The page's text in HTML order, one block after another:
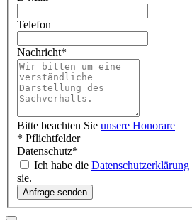
Telefon
Nachricht*
Bitte beachten Sie unsere Honorare
* Pflichtfelder
Datenschutz*
Ich habe die Datenschutzerklärung
sie.